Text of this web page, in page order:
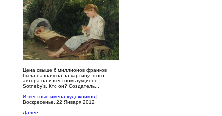
Цена свыше 6 миллионов франков
была назначена за картину этого
автора на известном аукционе
Sotneby’s. Кто он? Создатель...
Известные имена художников |
Воскресенье, 22 Января 2012
Далее